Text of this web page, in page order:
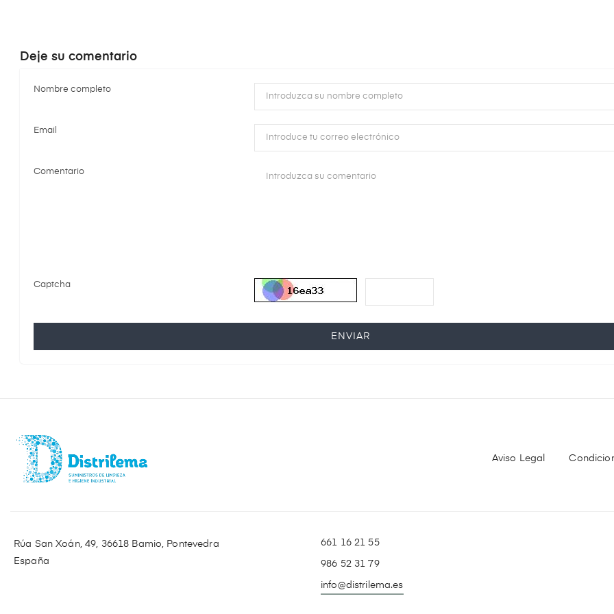
Deje su comentario
Nombre completo
Email
Comentario
Captcha
ENVIAR
Aviso Legal
Rúa San Xoán, 49, 36618 Bamio, Pontevedra
España
661 16 21 55
986 52 31 79
info@distrilema.es